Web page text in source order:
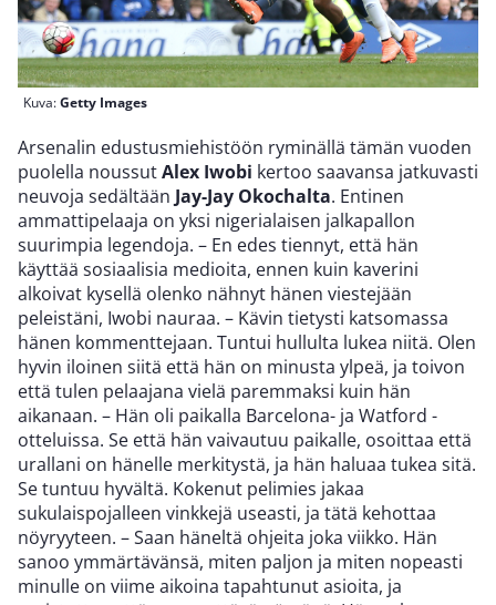
Kuva:Getty Images
Arsenalin edustusmiehistöön ryminällä tämän vuoden
puolella noussutAlex Iwobi kertoo saavansa jatkuvasti
neuvoja sedältään Jay-Jay Okochalta. Entinen
ammattipelaaja on yksi nigerialaisen jalkapallon
suurimpia legendoja. – En edes tiennyt, että hän
käyttää sosiaalisia medioita, ennen kuin kaverini
alkoivat kysellä olenko nähnyt hänen viestejään
peleistäni, Iwobi nauraa. – Kävin tietysti katsomassa
hänen kommenttejaan. Tuntui hullulta lukea niitä. Olen
hyvin iloinen siitä että hän on minusta ylpeä, ja toivon
että tulen pelaajana vielä paremmaksi kuin hän
aikanaan. – Hän oli paikalla Barcelona- ja Watford -
otteluissa. Se että hän vaivautuu paikalle, osoittaa että
urallani on hänelle merkitystä, ja hän haluaa tukea sitä.
Se tuntuu hyvältä. Kokenut pelimies jakaa
sukulaispojalleen vinkkejä useasti, ja tätä kehottaa
nöyryyteen. – Saan häneltä ohjeita joka viikko. Hän
sanoo ymmärtävänsä, miten paljon ja miten nopeasti
minulle on viime aikoina tapahtunut asioita, ja